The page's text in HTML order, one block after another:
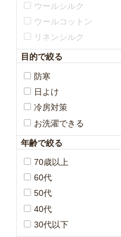
ウールシルク
ウールコットン
リネンシルク
目的で絞る
防寒
日よけ
冷房対策
お洗濯できる
年齢で絞る
70歳以上
60代
50代
40代
30代以下